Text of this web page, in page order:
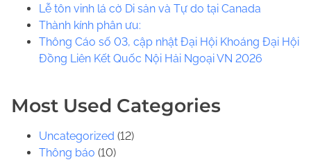
Lễ tôn vinh lá cờ Di sản và Tự do tại Canada
​​Thành kính phân ưu:
Thông Cáo số 03, cập nhật Đại Hội Khoáng Đại Hội
Đồng Liên Kết Quốc Nội Hải Ngoại VN 2026
Most Used Categories
Uncategorized (12)
Thông báo (10)